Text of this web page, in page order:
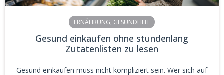
ERNÄHRUNG, GESUNDHEIT
Gesund einkaufen ohne stundenlang
Zutatenlisten zu lesen
Gesund einkaufen muss nicht kompliziert sein. Wer sich auf